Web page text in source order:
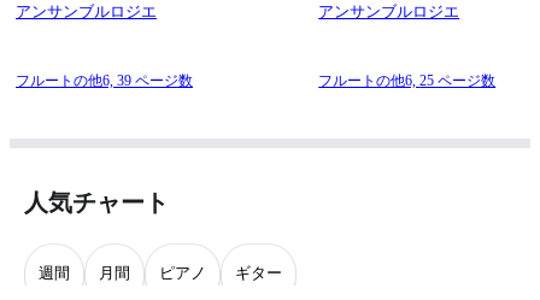
アンサンブルロジエ
フルートの他6, 39 ページ数
アンサンブルロジエ
フルートの他6,25 ページ数
人気チャート
週間 月間 ピアノ ギター